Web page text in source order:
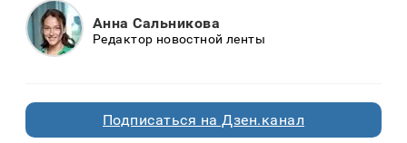
Анна Сальникова
Редактор новостной ленты
Подписаться на Дзен.канал